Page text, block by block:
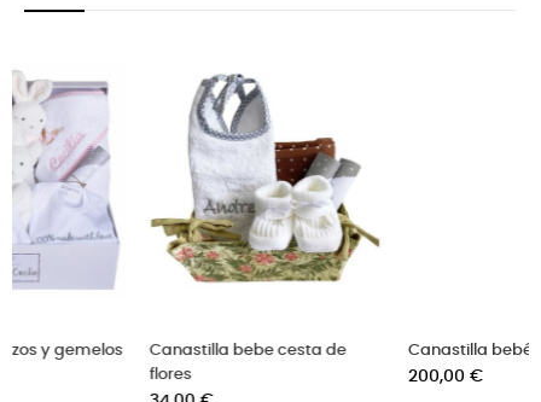
Canastilla bebe cesta de
Canastilla bebé vistosa